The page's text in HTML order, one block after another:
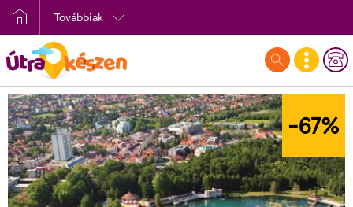
Továbbiak
-67%